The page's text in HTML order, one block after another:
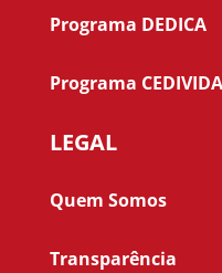
Programa DEDICA
Programa CEDIVIDA
LEGAL
Quem Somos
Transparência